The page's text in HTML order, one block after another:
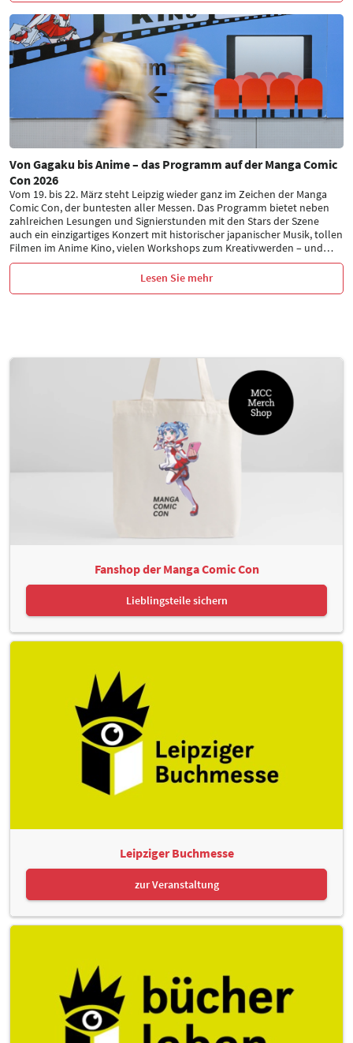
Von Gagaku bis Anime – das Programm auf der Manga Comic
Con 2026
Vom 19. bis 22. März steht Leipzig wieder ganz im Zeichen der Manga
Comic Con, der buntesten aller Messen. Das Programm bietet neben
zahlreichen Lesungen und Signierstunden mit den Stars der Szene
auch ein einzigartiges Konzert mit historischer japanischer Musik, tollen
Filmen im Anime Kino, vielen Workshops zum Kreativwerden – und…
Lesen Sie mehr
Fanshop der Manga Comic Con
Lieblingsteile sichern
Leipziger Buchmesse
zur Veranstaltung